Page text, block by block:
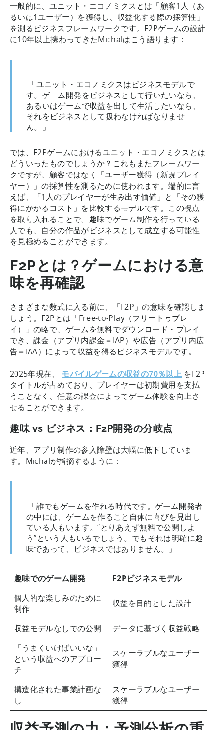
一般的に、ユニット・エコノミクスとは「顧客1人（あ
るいは1ユーザー）を獲得し、収益化する際の採算性」
を測るビジネスフレームワークです。F2Pゲームの設計
に10年以上携わってきたMichalはこう語ります：
「ユニット・エコノミクスはビジネスモデルで
す。ゲーム開発をビジネスとして行いたいなら、
あるいはゲームで収益を出して生活したいなら、
それをビジネスとして扱わなければなりませ
ん。」
では、F2Pゲームにおけるユニット・エコノミクスとは
どういったものでしょうか？これもまたフレームワー
クですが、顧客ではなく「ユーザー獲得（新規プレイ
ヤー）」の採算性を測るために使われます。端的に言
えば、「1人のプレイヤーが生み出す価値」と「その獲
得にかかるコスト」を比較するモデルです。この視点
を取り入れることで、趣味でゲーム制作を行っている
人でも、自分の作品がビジネスとして成立する可能性
を見極めることができます。
F2Pとは？ゲームにおける意
味を再確認
さまざまな数式に入る前に、「F2P」の意味を確認しま
しょう。F2Pとは「Free-to-Play（フリートゥプレ
イ）」の略で、ゲームを無料でダウンロード・プレイ
でき、課金（アプリ内課金＝IAP）や広告（アプリ内広
告＝IAA）によって収益を得るビジネスモデルです。
2025年現在、 モバイルゲームの収益の70％以上 をF2P
タイトルが占めており、プレイヤーは初期費用を支払
うことなく、任意の課金によってゲーム体験を向上さ
せることができます。
趣味 vs ビジネス：F2P開発の分岐点
近年、アプリ制作の参入障壁は大幅に低下していま
す。Michalが指摘するように：
「誰でもゲームを作れる時代です。ゲーム開発者
の中には、ゲームを作ること自体に喜びを見出し
ている人もいます。“とりあえず無料で公開しよ
う”という人もいるでしょう。でもそれは明確に趣
味であって、ビジネスではありません。」
趣味でのゲーム開発
F2Pビジネスモデル
個人的な楽しみのために
制作
収益を目的とした設計
収益モデルなしでの公開
データに基づく収益戦略
「うまくいけばいいな」
という収益へのアプロー
チ
スケーラブルなユーザー
獲得
構造化された事業計画な
し
スケーラブルなユーザー
獲得